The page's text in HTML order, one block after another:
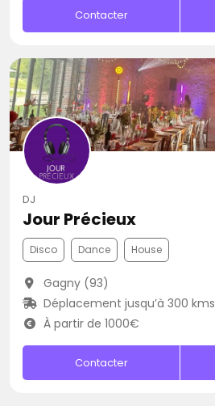
Contacter
DJ
Jour Précieux
Disco Dance House
Gagny (93)
Déplacement jusqu’à 300 kms
À partir de 1000€
Contacter